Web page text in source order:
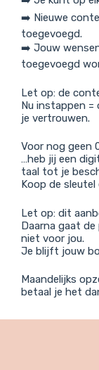
➡️ Nieuwe
toegevoegd.
➡️ Jouw
toegevoegd
Let op: de
Nu instappen
je vertrouwen.
Voor nog geen
…heb jij een
taal tot je
Koop de
Let op: dit
Daarna gaat
niet voor jou.
Je blijft jouw
Maandelijks
betaal je het